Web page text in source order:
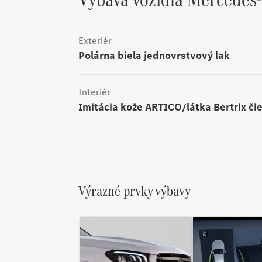
polárna biela jednovrstvový lak
Exteriér
Imitácia kože ARTICO/látka Bertrix
Interiér
Výrazné prvky výbavy